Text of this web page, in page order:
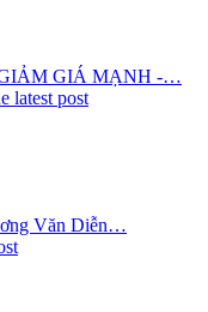
GIÁ MẠNH -…
latest post
Văn Diễn…